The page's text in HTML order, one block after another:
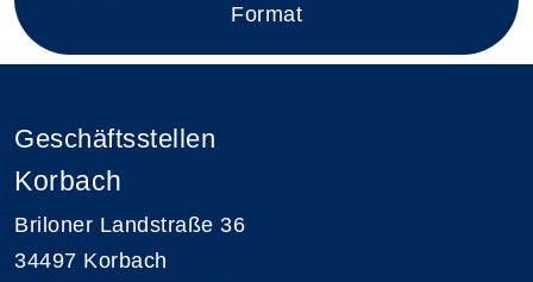
Format
Geschäftsstellen
Korbach
Briloner Landstraße 36
34497 Korbach